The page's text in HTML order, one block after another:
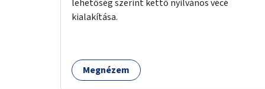
lehetőség szerint kettő nyilvános vécé
kialakítása.
Megnézem